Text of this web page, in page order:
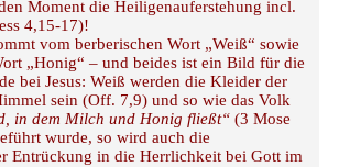
Moment die Heiligenauferstehung incl.
4,15-17)!
vom berberischen Wort „Weiß“ sowie
„Honig“ – und beides ist ein Bild für die
bei Jesus: Weiß werden die Kleider der
sein (Off. 7,9) und so wie das Volk
in dem Milch und Honig fließt“ (3 Mose
wurde, so wird auch die
Entrückung in die Herrlichkeit bei Gott im